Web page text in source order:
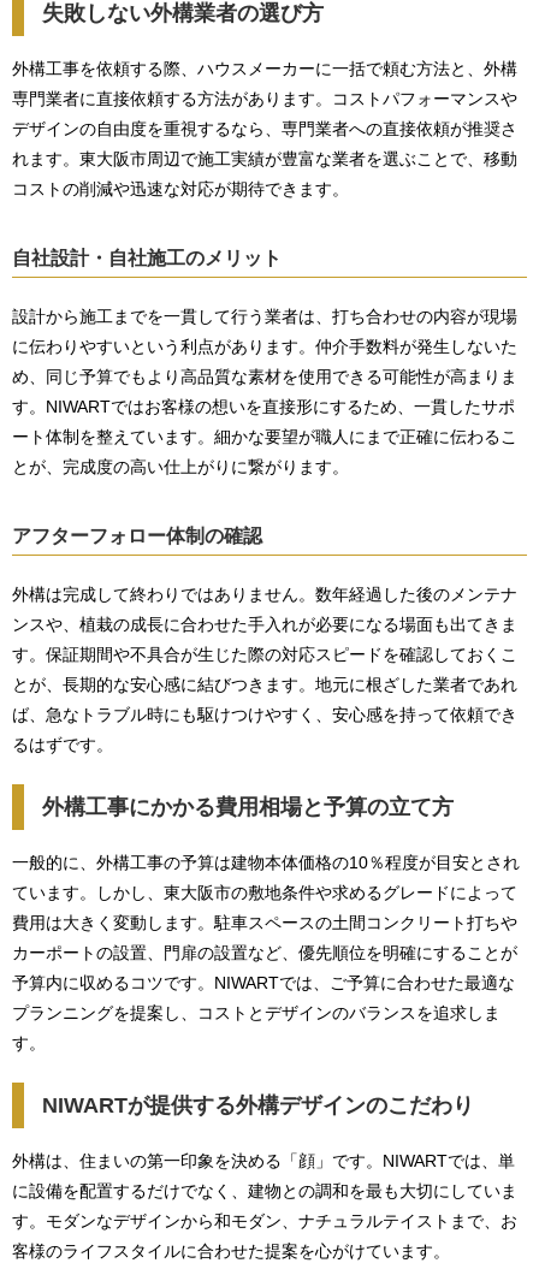
失敗しない外構業者の選び方
外構工事を依頼する際、ハウスメーカーに一括で頼む方法と、外構
専門業者に直接依頼する方法があります。コストパフォーマンスや
デザインの自由度を重視するなら、専門業者への直接依頼が推奨さ
れます。東大阪市周辺で施工実績が豊富な業者を選ぶことで、移動
コストの削減や迅速な対応が期待できます。
自社設計・自社施工のメリット
設計から施工までを一貫して行う業者は、打ち合わせの内容が現場
に伝わりやすいという利点があります。仲介手数料が発生しないた
め、同じ予算でもより高品質な素材を使用できる可能性が高まりま
す。NIWARTではお客様の想いを直接形にするため、一貫したサポ
ート体制を整えています。細かな要望が職人にまで正確に伝わるこ
とが、完成度の高い仕上がりに繋がります。
アフターフォロー体制の確認
外構は完成して終わりではありません。数年経過した後のメンテナ
ンスや、植栽の成長に合わせた手入れが必要になる場面も出てきま
す。保証期間や不具合が生じた際の対応スピードを確認しておくこ
とが、長期的な安心感に結びつきます。地元に根ざした業者であれ
ば、急なトラブル時にも駆けつけやすく、安心感を持って依頼でき
るはずです。
外構工事にかかる費用相場と予算の立て方
一般的に、外構工事の予算は建物本体価格の10％程度が目安とされ
ています。しかし、東大阪市の敷地条件や求めるグレードによって
費用は大きく変動します。駐車スペースの土間コンクリート打ちや
カーポートの設置、門扉の設置など、優先順位を明確にすることが
予算内に収めるコツです。NIWARTでは、ご予算に合わせた最適な
プランニングを提案し、コストとデザインのバランスを追求しま
す。
NIWARTが提供する外構デザインのこだわり
外構は、住まいの第一印象を決める「顔」です。NIWARTでは、単
に設備を配置するだけでなく、建物との調和を最も大切にしていま
す。モダンなデザインから和モダン、ナチュラルテイストまで、お
客様のライフスタイルに合わせた提案を心がけています。